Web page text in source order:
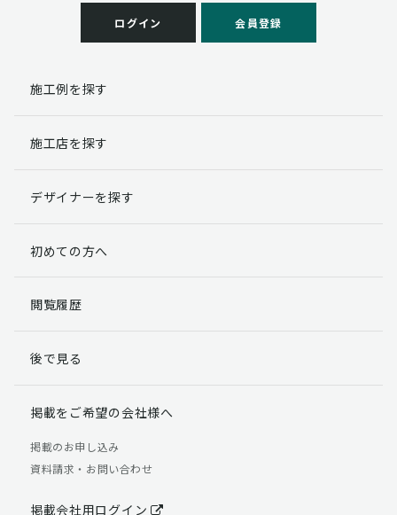
客様には、貴殿の個人情報の利用目的の通知、開示、訂
理・機密保持などによりお客様の個人情報の漏洩防止に
個人情報提出の任意性
す。
らかじめご了承ください。
個人情報の開示請求について
る権利があります。
「個人情報の取り扱いについて」
【お問合せ先】 個人情報問合せ窓口
TEL：03-5411-7891（平日9:00 ～ 18:00）
ログイン 会員登録
施工例を探す
施工店を探す
デザイナーを探す
初めての方へ
閲覧履歴
後で見る
掲載をご希望の会社様へ
掲載のお申し込み
資料請求・お問い合わせ
掲載会社用ログイン